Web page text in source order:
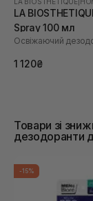
LA
Spray 100 мл
1 120₴
Товари зі
дезодоранти
-15%